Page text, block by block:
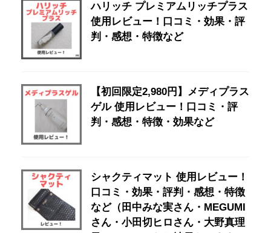
ハリッチ プレミアムリッチプラス
使用レビュー！口コミ・効果・評
判・感想・特徴など
【初回限定2,980円】メディプラス
ゲル 使用レビュー！口コミ・評
判・感想・特徴・効果など
シャクティマット 使用レビュー！
口コミ・効果・評判・感想・特徴
など（田中みな実さん・MEGUMI
さん・小田切ヒロさん・大野真理